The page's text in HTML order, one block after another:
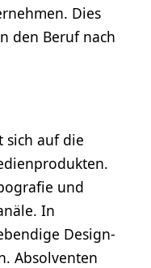
Dies
den Beruf nach
sich auf die
und
In
Design-
Absolventen